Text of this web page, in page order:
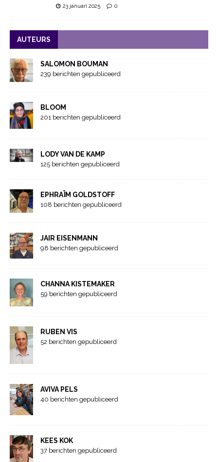
23 januari 2025 0
AUTEURS
SALOMON BOUMAN
239 berichten gepubliceerd
BLOOM
201 berichten gepubliceerd
LODY VAN DE KAMP
125 berichten gepubliceerd
EPHRAÏM GOLDSTOFF
108 berichten gepubliceerd
JAIR EISENMANN
98 berichten gepubliceerd
CHANNA KISTEMAKER
59 berichten gepubliceerd
RUBEN VIS
52 berichten gepubliceerd
AVIVA PELS
40 berichten gepubliceerd
KEES KOK
37 berichten gepubliceerd